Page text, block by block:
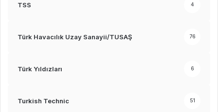
TSS 4
Türk Havacılık Uzay Sanayii/TUSAŞ 76
Türk Yıldızları 6
Turkish Technic 51